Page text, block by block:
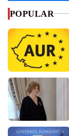
POPULAR